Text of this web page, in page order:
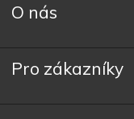
O nás
Pro zákazníky